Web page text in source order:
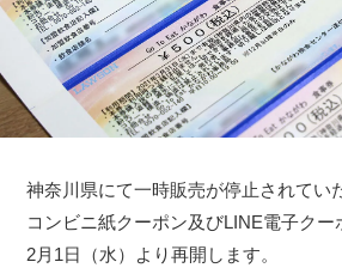
神奈川県にて一時販売が停止されてい
コンビニ紙クーポン及びLINE電子クー
2月1日（水）より再開します。